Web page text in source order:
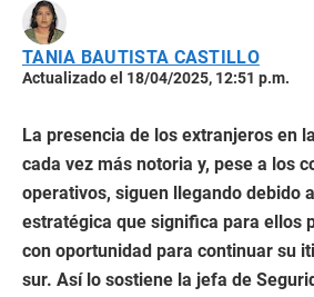
TANIA BAUTISTA CASTILLO
Actualizado el 18/04/2025, 12:51 p.m.
La presencia de los extranjeros en
cada vez más notoria y, pese a los
operativos, siguen llegando debido
estratégica que significa para ellos
con oportunidad para continuar su
sur. Así lo sostiene la jefa de